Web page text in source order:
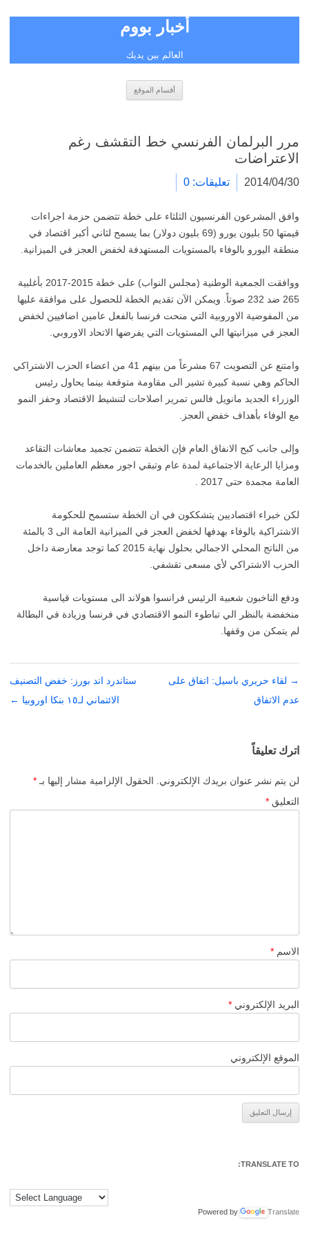
أخبار بووم
العالم بين يديك
أقسام الموقع
مرر البرلمان الفرنسي خط التقشف رغم
الاعتراضات
2014/04/30 تعليقات: 0
وافق المشرعون الفرنسيون الثلثاء على خطة تتضمن حزمة اجراءات
قيمتها 50 بليون يورو (69 بليون دولار) بما يسمح لثاني أكبر اقتصاد في
منطقة اليورو بالوفاء بالمستويات المستهدفة لخفض العجز في الميزانية.
ووافقت الجمعية الوطنية (مجلس النواب) على خطة 2015-2017 بأغلبية
265 ضد 232 صوتاً. ويمكن الآن تقديم الخطة للحصول على موافقة عليها
من المفوضية الاوروبية التي منحت فرنسا بالفعل عامين اضافيين لخفض
العجز في ميزانيتها الي المستويات التي يفرضها الاتحاد الاوروبي.
وامتنع عن التصويت 67 مشرعاً من بينهم 41 من اعضاء الحزب الاشتراكي
الحاكم وهي نسبة كبيرة تشير الى مقاومة متوقعة بينما يحاول رئيس
الوزراء الجديد مانويل فالس تمرير اصلاحات لتنشيط الاقتصاد وحفز النمو
مع الوفاء بأهداف خفض العجز.
وإلى جانب كبح الانفاق العام فإن الخطة تتضمن تجميد معاشات التقاعد
ومزايا الرعاية الاجتماعية لمدة عام وتبقي اجور معظم العاملين بالخدمات
العامة مجمدة حتى 2017 .
لكن خبراء اقتصاديين يتشككون في ان الخطة ستسمح للحكومة
الاشتراكية بالوفاء بهدفها لخفض العجز في الميزانية العامة الى 3 بالمئة
من الناتج المحلي الاجمالي بحلول نهاية 2015 كما توجد معارضة داخل
الحزب الاشتراكي لأي مسعى تقشفي.
ودفع الناخبون شعبية الرئيس فرانسوا هولاند الى مستويات قياسية
منخفضة بالنظر الي تباطوء النمو الاقتصادي في فرنسا وزيادة في البطالة
لم يتمكن من وقفها.
تصفّح
المقالات
→ لقاء حريري باسيل: اتفاق على
عدم الاتفاق
ستاندرد اند بورز: خفض التصنيف
الائتماني لـ١٥ بنكا اوروبيا
←
اترك تعليقاً
لن يتم نشر عنوان بريدك الإلكتروني. الحقول الإلزامية مشار إليها بـ *
التعليق *
الاسم *
البريد الإلكتروني *
الموقع الإلكتروني
TRANSLATE TO:
Powered by Translate